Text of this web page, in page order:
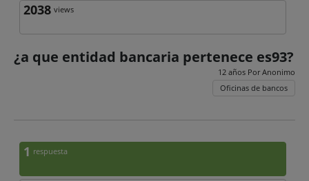
2038 views
¿a que entidad bancaria pertenece es93?
12 años PorAnonimo
Oficinas de bancos
1 respuesta